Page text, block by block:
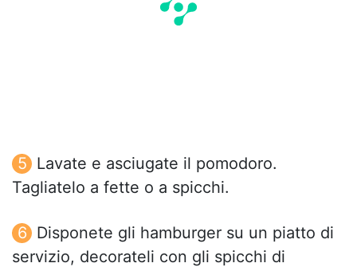
Lavate e asciugate il pomodoro.
Tagliatelo a fette o a spicchi.
Disponete gli hamburger su un piatto di
servizio, decorateli con gli spicchi di